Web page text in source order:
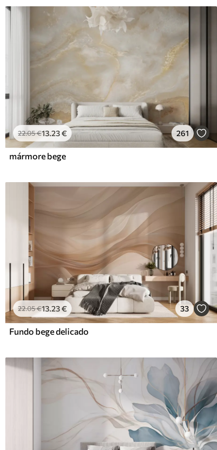
22.05€13.23€ 261
mármore bege
22.05€13.23€ 33
Fundo bege delicado